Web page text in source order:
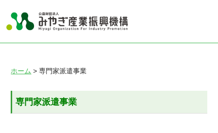
ホーム > 専門家派遣事業
専門家派遣事業